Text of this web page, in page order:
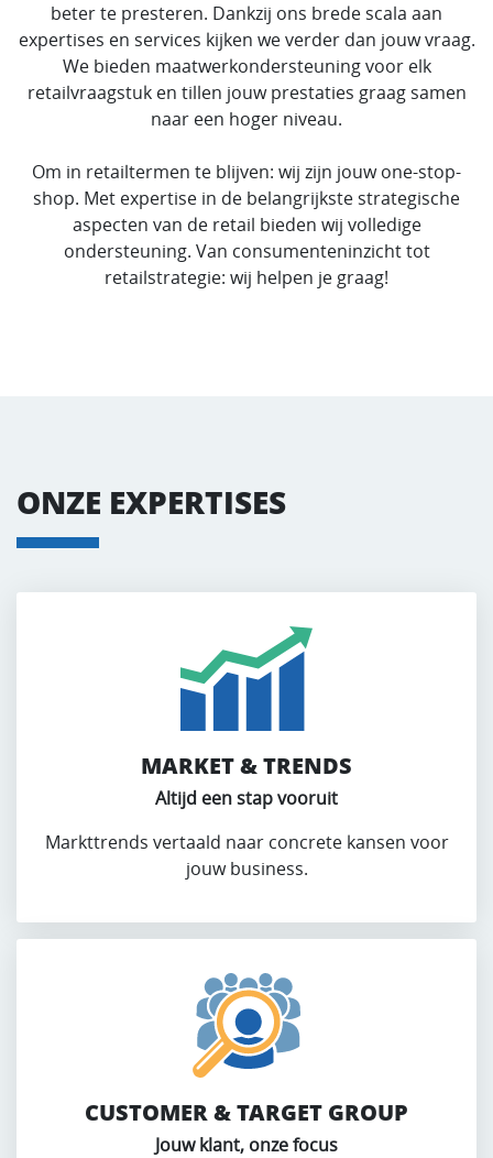
beter te presteren. Dankzij ons brede scala aan
expertises en services kijken we verder dan jouw vraag.
We bieden maatwerkondersteuning voor elk
retailvraagstuk en tillen jouw prestaties graag samen
naar een hoger niveau.
Om in retailtermen te blijven: wij zijn jouw one-stop-
shop. Met expertise in de belangrijkste strategische
aspecten van de retail bieden wij volledige
ondersteuning. Van consumenteninzicht tot
retailstrategie: wij helpen je graag!
ONZE EXPERTISES
MARKET & TRENDS
Altijd een stap vooruit
Markttrends vertaald naar concrete kansen voor
jouw business.
CUSTOMER & TARGET GROUP
Jouw klant, onze focus